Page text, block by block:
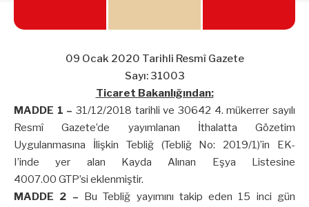
09 Ocak 2020 Tarihli Resmî Gazete
Sayı: 31003
Ticaret Bakanlığından:
MADDE 1 – 31/12/2018 tarihli ve 30642 4. mükerrer sayılı
Resmî Gazete’de yayımlanan İthalatta Gözetim
Uygulanmasına İlişkin Tebliğ (Tebliğ No: 2019/1)’in EK-
I’inde yer alan Kayda Alınan Eşya Listesine
4007.00 GTP’si eklenmiştir.
MADDE 2 – Bu Tebliğ yayımını takip eden 15 inci gün